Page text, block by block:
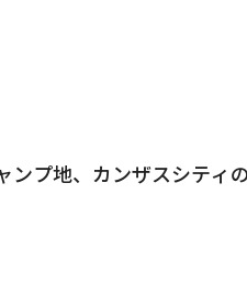
ンプ地、カンザスシティ